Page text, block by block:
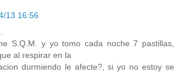
13 16:56
S.Q.M. y yo tomo cada noche 7 pastillas,
al respirar en la
durmiendo le afecte?, si yo no estoy se